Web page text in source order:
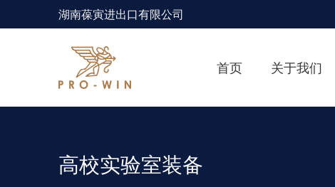
湖南葆寅进出口有限公司
首页 关于我们
高校实验室装备